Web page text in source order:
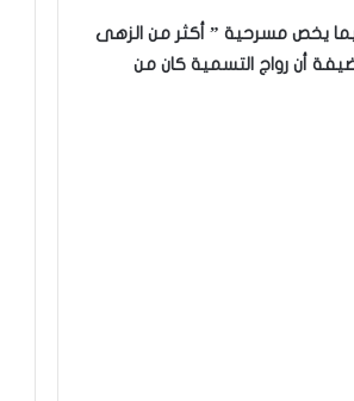
يخص مسرحية ” أكثر من الزهى
أن رواج التسمية كان من